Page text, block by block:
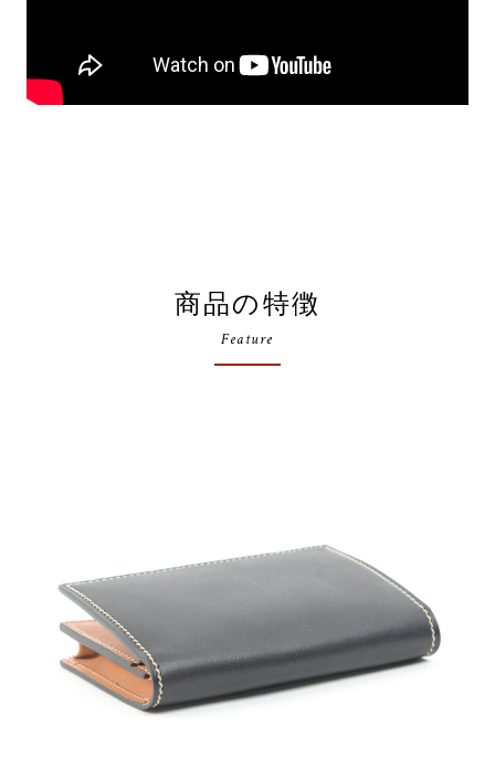
商品の特徴
Feature